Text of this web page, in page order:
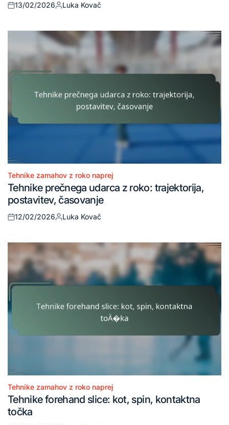
Posted
13/02/2026
Posted
Luka Kovač
Posted
in
Tehnike zamahov z roko naprej
Tehnike prečnega udarca z roko: trajektorija,
postavitev, časovanje
Posted
12/02/2026
Posted
Luka Kovač
Posted
in
Tehnike zamahov z roko naprej
Tehnike forehand slice: kot, spin, kontaktna
točka